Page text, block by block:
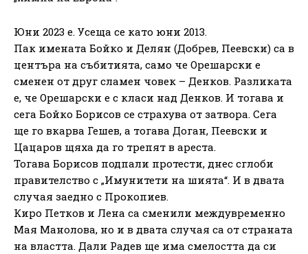
Юни 2023 е. Усеща се като юни 2013.
Пак имената Бойко и Делян (Добрев, Пеевски) са в
центъра на събитията, само че Орешарски е
сменен от друг сламен човек – Денков. Разликата
е, че Орешарски е с класи над Денков. И тогава и
сега Бойко Борисов се страхува от затвора. Сега
ще го вкарва Гешев, а тогава Доган, Пеевски и
Цацаров щяха да го трепят в ареста.
Тогава Борисов подпали протести, днес сглоби
правителство с „Имунитети на шията“. И в двата
случая заедно с Прокопиев.
Киро Петков и Лена са сменили междувременно
Мая Манолова, но и в двата случая са от страната
на властта. Дали Радев ще има смелостта да си